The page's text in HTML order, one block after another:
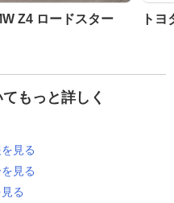
Z4 ロードスター トヨ
もっと詳しく
見る
見る
る